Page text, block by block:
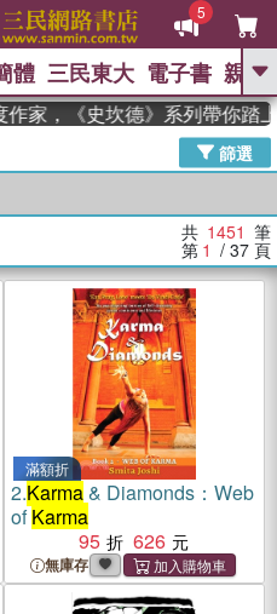
5
GO
高希均教授回憶錄
Odyssey 、 父親節 、 如果歷
灣漫遊錄、 方念華 、 台灣的李
代
數學女孩：黎曼猜想 、
迷走神經
體 三民東大 電子書 親子
史坎德》系列帶你踏上熱血
篩選
共 1451 筆
第 1 / 37 頁
滿額折
2.Karma& Diamonds：Web
ofKarma
95
626
無庫存